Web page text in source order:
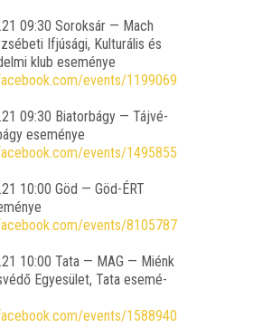
09:30 Sorok­sár — Mach
Ifjú­sá­gi, Kul­tu­rá­lis és
klub ese­mé­nye
events/1199069
09:30 Bia­tor­bágy — Táj­vé­
ese­mé­nye
events/1495855
10:00 Göd — Göd-ÉRT
events/8105787
10:00 Tata — MAG — Miénk
Egye­sü­let, Tata ese­mé­
events/1588940